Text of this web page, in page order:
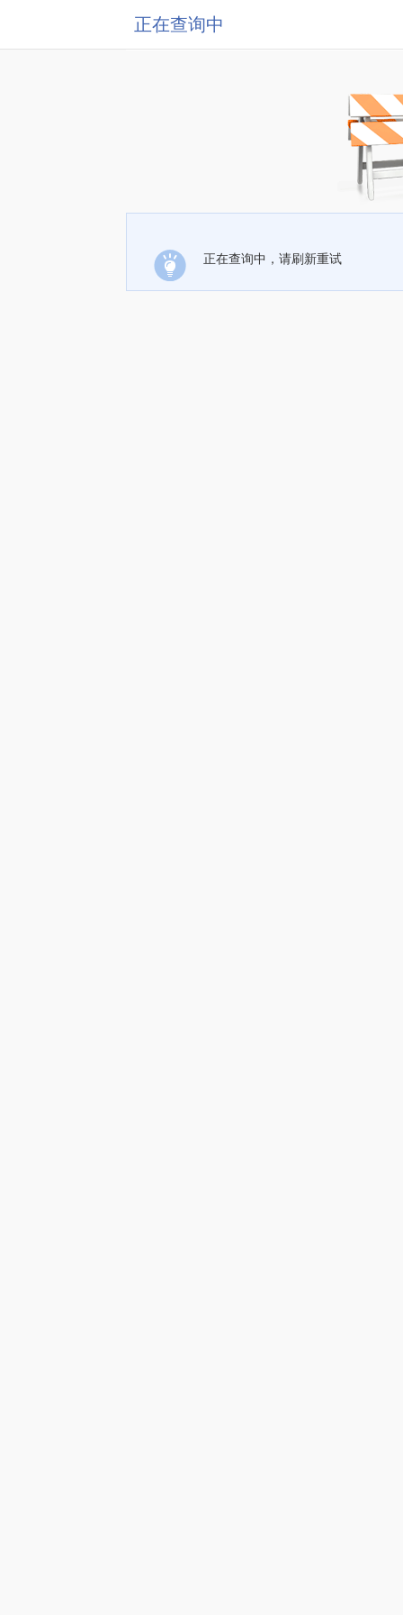
正在查询中
正在查询中，请刷新重试